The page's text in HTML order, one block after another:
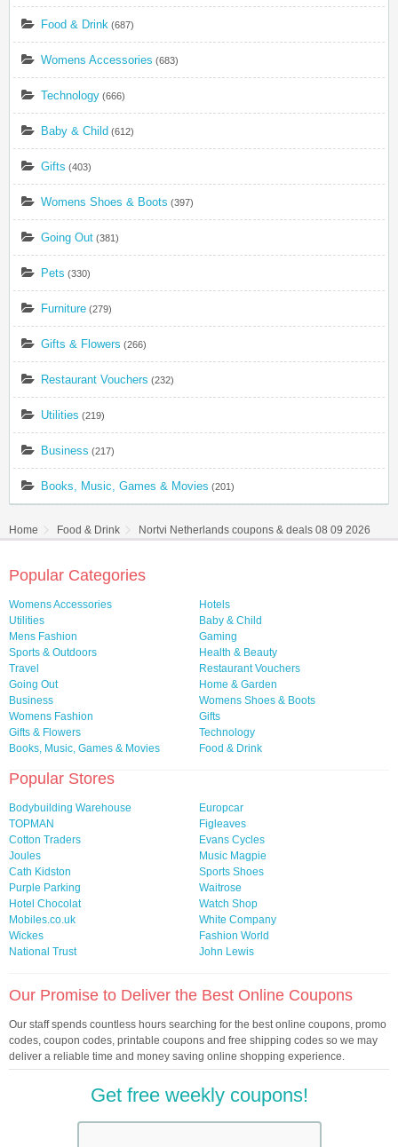
Food & Drink (687)
Womens Accessories (683)
Technology (666)
Baby & Child (612)
Gifts (403)
Womens Shoes & Boots (397)
Going Out (381)
Pets (330)
Furniture (279)
Gifts & Flowers (266)
Restaurant Vouchers (232)
Utilities (219)
Business (217)
Books, Music, Games & Movies (201)
Home Food & Drink Nortvi Netherlands coupons & deals 08 09 2026
Popular Categories
Womens Accessories
Hotels
Utilities
Baby & Child
Mens Fashion
Gaming
Sports & Outdoors
Health & Beauty
Travel
Restaurant Vouchers
Going Out
Home & Garden
Business
Womens Shoes & Boots
Womens Fashion
Gifts
Gifts & Flowers
Technology
Books, Music, Games & Movies
Food & Drink
Popular Stores
Bodybuilding Warehouse
Europcar
TOPMAN
Figleaves
Cotton Traders
Evans Cycles
Joules
Music Magpie
Cath Kidston
Sports Shoes
Purple Parking
Waitrose
Hotel Chocolat
Watch Shop
Mobiles.co.uk
White Company
Wickes
Fashion World
National Trust
John Lewis
Our Promise to Deliver the Best Online Coupons
Our staff spends countless hours searching for the best online coupons, promo
codes, coupon codes, printable coupons and free shipping codes so we may
deliver a reliable time and money saving online shopping experience.
Get free weekly coupons!